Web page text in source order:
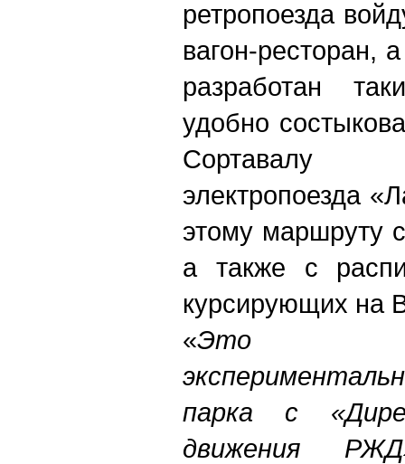
ретропоезда
вагон-ресторан,
разработан
удобно
Сортавалу
электропоезда
этому маршруту
а также с
курсирующих на
«Это
парка с
движения